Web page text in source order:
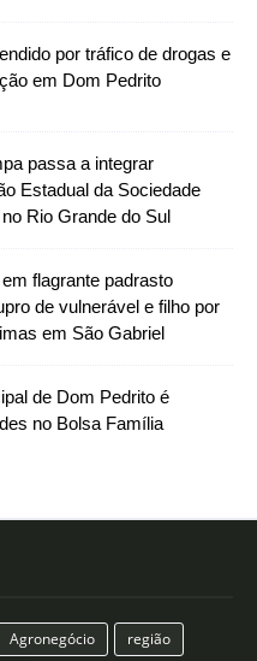
por tráfico de drogas e
em Dom Pedrito
passa a integrar
Estadual da Sociedade
Rio Grande do Sul
flagrante padrasto
de vulnerável e filho por
em São Gabriel
de Dom Pedrito é
no Bolsa Família
Agronegócio
região